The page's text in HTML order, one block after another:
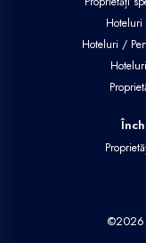
Hoteluri /
©2026